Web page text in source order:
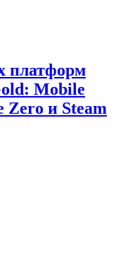
платформ
Mobile
Zero и Steam